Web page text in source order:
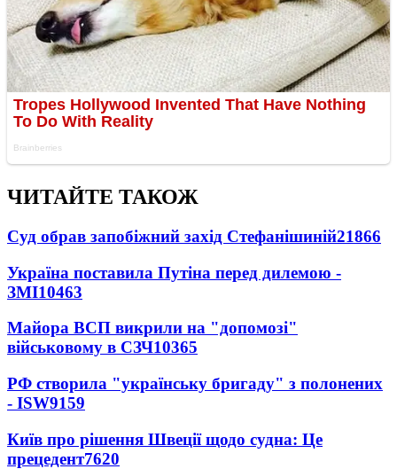
ЧИТАЙТЕ ТАКОЖ
Суд обрав запобіжний захід Стефанішиній21866
Україна поставила Путіна перед дилемою -
ЗМІ10463
Майора ВСП викрили на "допомозі"
військовому в СЗЧ10365
РФ створила "українську бригаду" з полонених
- ISW9159
Київ про рішення Швеції щодо судна: Це
прецедент7620